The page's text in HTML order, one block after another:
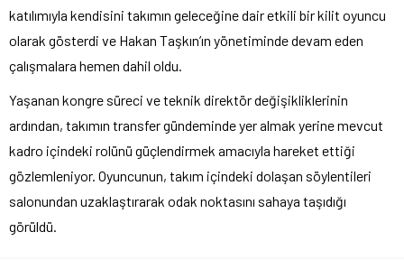
katılımıyla kendisini takımın geleceğine dair etkili bir kilit oyuncu
olarak gösterdi ve Hakan Taşkın’ın yönetiminde devam eden
çalışmalara hemen dahil oldu.
Yaşanan kongre süreci ve teknik direktör değişikliklerinin
ardından, takımın transfer gündeminde yer almak yerine mevcut
kadro içindeki rolünü güçlendirmek amacıyla hareket ettiği
gözlemleniyor. Oyuncunun, takım içindeki dolaşan söylentileri
salonundan uzaklaştırarak odak noktasını sahaya taşıdığı
görüldü.